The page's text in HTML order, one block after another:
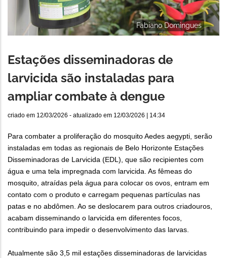
Fabiano Domingues
Estações disseminadoras de
larvicida são instaladas para
ampliar combate à dengue
criado em 12/03/2026 - atualizado em 12/03/2026 | 14:34
Para combater a proliferação do mosquito Aedes aegypti, serão
instaladas em todas as regionais de Belo Horizonte Estações
Disseminadoras de Larvicida (EDL), que são recipientes com
água e uma tela impregnada com larvicida. As fêmeas do
mosquito, atraídas pela água para colocar os ovos, entram em
contato com o produto e carregam pequenas partículas nas
patas e no abdômen. Ao se deslocarem para outros criadouros,
acabam disseminando o larvicida em diferentes focos,
contribuindo para impedir o desenvolvimento das larvas.
Atualmente são 3,5 mil estações disseminadoras de larvicidas